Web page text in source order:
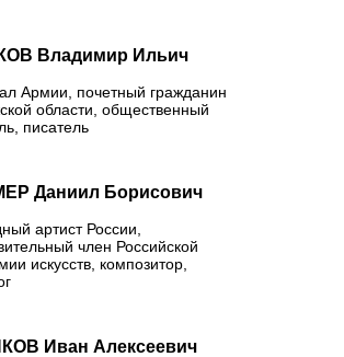
Владимир Ильич
Армии, почетный гражданин
области, общественный
писатель
Даниил Борисович
артист России,
член Российской
искусств, композитор,
Иван Алексеевич